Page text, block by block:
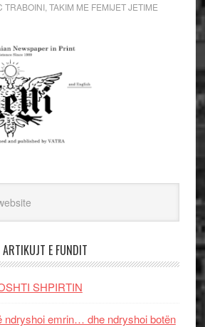
TRABOINI, TAKIM ME FEMIJET JETIME
ARTIKUJT E FUNDIT
SHPIRTIN
ndryshoi emrin… dhe ndryshoi botën